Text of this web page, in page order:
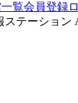
覧会員登録
テーション